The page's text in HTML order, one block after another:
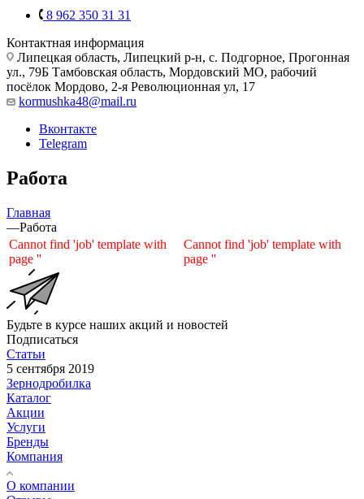
8 962 350 31 31
Контактная информация
Липецкая область, Липецкий р-н, с. Подгорное, Прогонная
ул., 79Б Тамбовская область, Мордовский МО, рабочий
посёлок Мордово, 2-я Революционная ул, 17
kormushka48@mail.ru
Вконтакте
Telegram
Работа
Главная
—Работа
Cannot find 'job' template with
page ''
Cannot find 'job' template with
page ''
Будьте в курсе наших акций и новостей
Подписаться
Статьи
5 сентября 2019
Зернодробилка
Каталог
Акции
Услуги
Бренды
Компания
О компании